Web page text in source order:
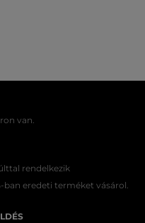
van.
rendelkezik
ban eredeti terméket vásárol.